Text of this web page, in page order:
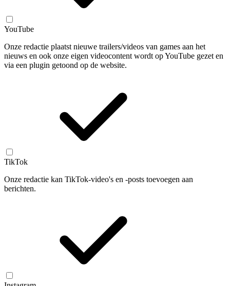
YouTube
Onze redactie plaatst nieuwe trailers/videos van games aan het
nieuws en ook onze eigen videocontent wordt op YouTube gezet en
via een plugin getoond op de website.
TikTok
Onze redactie kan TikTok-video's en -posts toevoegen aan
berichten.